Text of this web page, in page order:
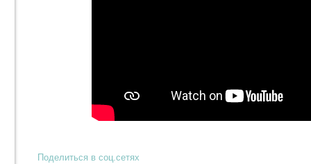
Поделиться в соц.сетях